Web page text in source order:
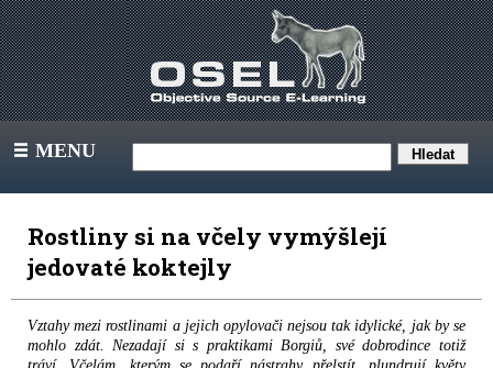
III MENU
Rostliny si na včely vymýšlejí
jedovaté koktejly
Vztahy mezi rostlinami a jejich opylovači nejsou tak idylické, jak by se
mohlo zdát. Nezadají si s praktikami Borgiů, své dobrodince totiž